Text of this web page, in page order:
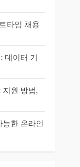
타임 채용
데이터 기
원 방법,
한 온라인